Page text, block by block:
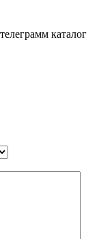
каталог